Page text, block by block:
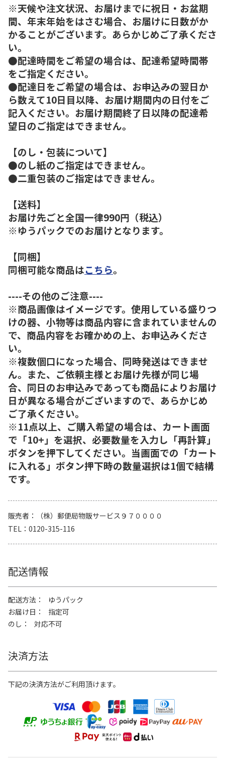
※天候や注文状況、お届けまでに祝日・お盆期
間、年末年始をはさむ場合、お届けに日数がか
かることがございます。あらかじめご了承くださ
い。
●配達時間をご希望の場合は、配達希望時間帯
をご指定ください。
●配達日をご希望の場合は、お申込みの翌日か
ら数えて10日目以降、お届け期間内の日付をご
記入ください。お届け期間終了日以降の配達希
望日のご指定はできません。
【のし・包装について】
●のし紙のご指定はできません。
●二重包装のご指定はできません。
【送料】
お届け先ごと全国一律990円（税込）
※ゆうパックでのお届けとなります。
【同梱】
同梱可能な商品はこちら。
----その他のご注意----
※商品画像はイメージです。使用している盛りつ
けの器、小物等は商品内容に含まれていませんの
で、商品内容をお確かめの上、お申込みくださ
い。
※複数個口になった場合、同時発送はできませ
ん。また、ご依頼主様とお届け先様が同じ場
合、同日のお申込みであっても商品によりお届け
日が異なる場合がございますので、あらかじめ
ご了承ください。
※11点以上、ご購入希望の場合は、カート画面
で「10+」を選択、必要数量を入力し「再計算」
ボタンを押下してください。当画面での「カート
に入れる」ボタン押下時の数量選択は1個で結構
です。
販売者
（株）郵便局物販サービス９７００００
TEL
0120-315-116
配送情報
配送方法
ゆうパック
お届け日
指定可
のし
対応不可
決済方法
下記の決済方法がご利用頂けます。